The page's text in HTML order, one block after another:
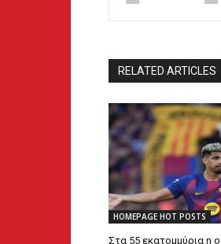
RELATED ARTICLES
HOMEPAGE HOT POSTS
Στα 55 εκατομμύρια η